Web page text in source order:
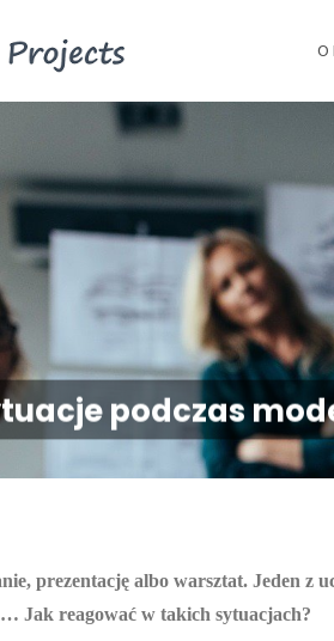
O
podczas
prezentację albo warsztat. Jeden
Jak reagować w takich sytuacjach?